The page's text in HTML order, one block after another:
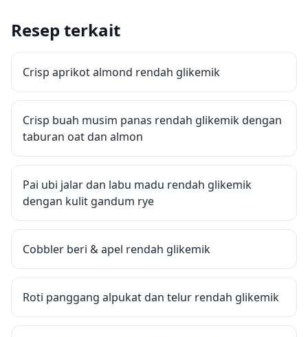
Resep terkait
Crisp aprikot almond rendah glikemik
Crisp buah musim panas rendah glikemik dengan
taburan oat dan almon
Pai ubi jalar dan labu madu rendah glikemik
dengan kulit gandum rye
Cobbler beri & apel rendah glikemik
Roti panggang alpukat dan telur rendah glikemik